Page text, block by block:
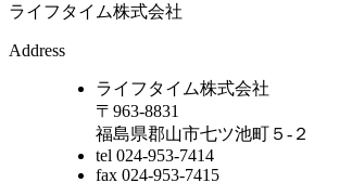
ライフタイム株式会社
Address
ライフタイム株式会社
〒963-8831
福島県郡山市七ツ池町５-２
tel 024-953-7414
fax 024-953-7415